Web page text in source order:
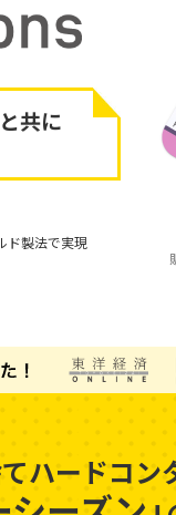
共に
ド製法で実現
ハードコン